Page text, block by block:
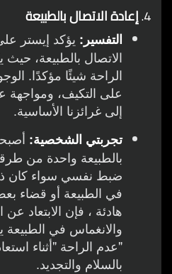
4. إعادة الاتصال بالطبيعة
التفسير: يؤكد إيستر
الاتصال بالطبيعة،
الراحة شيئًا مؤكدًا.
على التكيف، ومواجهة
إلى غرائزنا الأساسية.
تجربتي الشخصية:
بالطبيعة واحدة من
ضبط نفسي سواء كان
في الطبيعة أو قضاء
هادئة ، فإن الابتعاد عن
والانغماس في
"عدم الراحة "أثناء
بالسلام والتجديد.